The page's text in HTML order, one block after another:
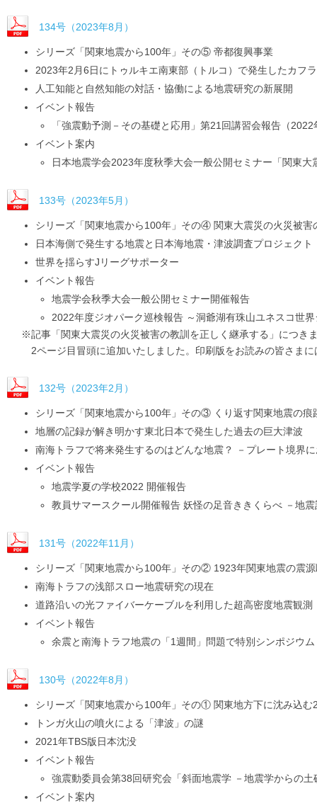
134号（2023年8月）
シリーズ「関東地震から100年」その⑤ 帝都復興事業
2023年2月6日にトゥルキエ南東部（トルコ）で発生したカフ
人工知能と自然知能の対話・協働による地震研究の新展開
イベント報告
「強震動予測－その基礎と応用」第21回講習会報告（
イベント案内
日本地震学会2023年度秋季大会一般公開セミナー「関東
133号（2023年5月）
シリーズ「関東地震から100年」その④ 関東大震災の火災被害
日本海側で発生する地震と日本海地震・津波調査プロジェクト
世界を揺らすJリーグサポーター
イベント報告
地震学会秋季大会一般公開セミナー開催報告
2022年度ジオパーク巡検報告 ～洞爺湖有珠山ユネスコ世
※記事「関東大震災の火災被害の教訓を正しく継承する」につ
2ページ目冒頭に追加いたしました。印刷版をお読みの皆さま
132号（2023年2月）
シリーズ「関東地震から100年」その③ くり返す関東地震の痕
地層の記録が解き明かす東北日本で発生した過去の巨大津波
南海トラフで将来発生するのはどんな地震？ －プレート境界
イベント報告
地震学夏の学校2022 開催報告
教員サマースクール開催報告 妖怪の足音ききくらべ －地
131号（2022年11月）
シリーズ「関東地震から100年」その② 1923年関東地震の震
南海トラフの浅部スロー地震研究の現在
道路沿いの光ファイバーケーブルを利用した超高密度地震観測
イベント報告
余震と南海トラフ地震の「1週間」問題で特別シンポジウ
130号（2022年8月）
シリーズ「関東地震から100年」その① 関東地方下に沈み込む
トンガ火山の噴火による「津波」の謎
2021年TBS版日本沈没
イベント報告
強震動委員会第38回研究会「斜面地震学 －地震学からの
イベント案内